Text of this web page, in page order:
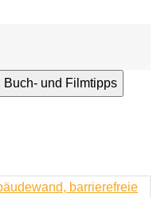
Buch- und Filmtipps